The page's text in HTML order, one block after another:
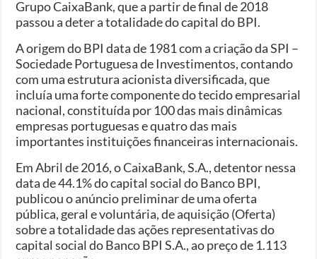
Grupo CaixaBank, que a partir de final de 2018
passou a deter a totalidade do capital do BPI.
A origem do BPI data de 1981 com a criação da SPI –
Sociedade Portuguesa de Investimentos, contando
com uma estrutura acionista diversificada, que
incluía uma forte componente do tecido empresarial
nacional, constituída por 100 das mais dinâmicas
empresas portuguesas e quatro das mais
importantes instituições financeiras internacionais.
Em Abril de 2016, o CaixaBank, S.A., detentor nessa
data de 44.1% do capital social do Banco BPI,
publicou o anúncio preliminar de uma oferta
pública, geral e voluntária, de aquisição (Oferta)
sobre a totalidade das ações representativas do
capital social do Banco BPI S.A., ao preço de 1.113